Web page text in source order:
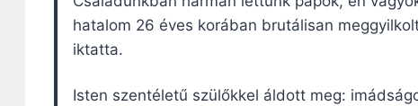
hatalom 26 éves korában brutálisan
iktatta.
Isten szentéletű szülőkkel áldott meg: